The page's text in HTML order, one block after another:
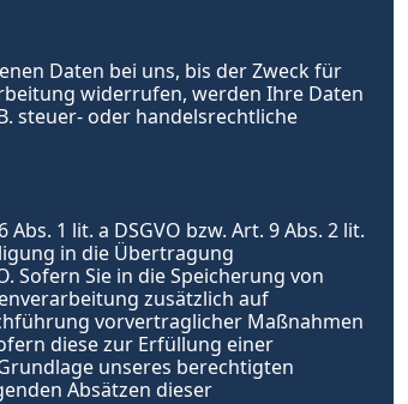
Daten bei uns, bis der Zweck für
widerrufen, werden Ihre Daten
steuer- oder handelsrechtliche
1 lit. a DSGVO bzw. Art. 9 Abs. 2 lit.
in die Übertragung
Sofern Sie in die Speicherung von
zusätzlich auf
vorvertraglicher Maßnahmen
diese zur Erfüllung einer
unseres berechtigten
Absätzen dieser